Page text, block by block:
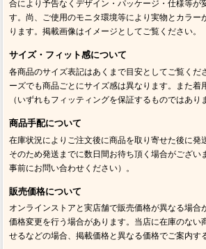
合により予告なくデザイン・パッケージ・仕様等が
す。尚、ご使用のモニタ環境等により実物とカラー
ります。掲載画像はイメージとしてご覧ください。
サイズ・フィット感について
各商品のサイズ表記はあくまで目安としてご覧くだ
ーズでも商品ごとにサイズ感は異なります。また着
（いずれもフィッティングを保証するものではあり
商品手配について
在庫状況によりご注文後に商品を取り寄せた後に発
そのため発送までに数日間お待ち頂く場合がござい
事前にお問い合わせください）。
販売価格について
オンラインストアと実店舗で販売価格が異なる場合
価格変更を行う場合があります。当店に在庫のない
せるなどの場合、掲載価格と異なる価格でご案内す